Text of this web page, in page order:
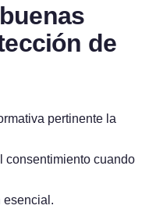
de
pertinente la
consentimiento cuando
esencial.